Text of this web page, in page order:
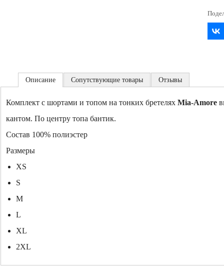
Описание
Комплект с шортами и топом на тонких бретелях Mia-Amore
кантом. По центру топа бантик.
Состав 100% полиэстер
Размеры
XS
S
M
L
XL
2XL
Сопутствующие товары Отзывы